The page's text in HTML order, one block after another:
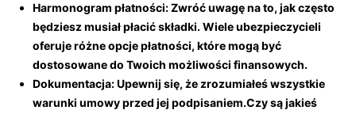
Harmonogram płatności:Zwróć uwagę na to, jak często
będziesz musiał płacić składki. Wiele ubezpieczycieli
oferuje ‍różne opcje płatności, które mogą być
‌dostosowane do Twoich możliwości finansowych.
Dokumentacja:Upewnij się, że zrozumiałeś wszystkie
warunki umowy przed jej podpisaniem.Czy są jakieś